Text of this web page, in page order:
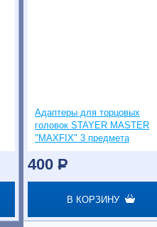
Адаптеры для торцовых
головок STAYER MASTER
"MAXFIX" 3 предмета
400 P
В КОРЗИНУ